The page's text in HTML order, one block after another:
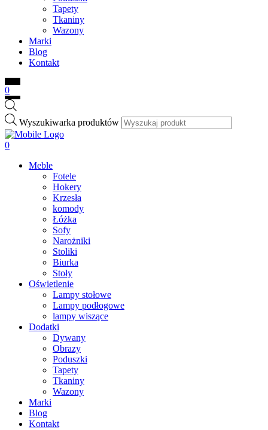
Tapety
Tkaniny
Wazony
Marki
Blog
Kontakt
0
Wyszukiwarka produktów
0
Meble
Fotele
Hokery
Krzesła
komody
Łóżka
Sofy
Narożniki
Stoliki
Biurka
Stoły
Oświetlenie
Lampy stołowe
Lampy podłogowe
lampy wiszące
Dodatki
Dywany
Obrazy
Poduszki
Tapety
Tkaniny
Wazony
Marki
Blog
Kontakt